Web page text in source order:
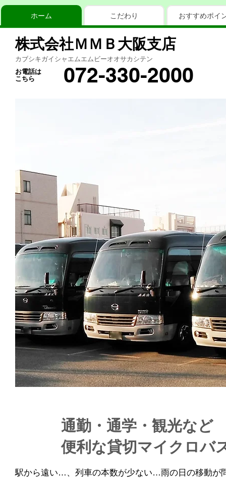
ホーム こだわり おすすめポイ
株式会社ＭＭＢ大阪支店
カブシキガイシャエムエムビーオオサカシテン
お電話は
こちら
072-330-2000
通勤・通学・観光など
便利な貸切マイクロバ
駅から遠い…、列車の本数が少ない…雨の日の移動